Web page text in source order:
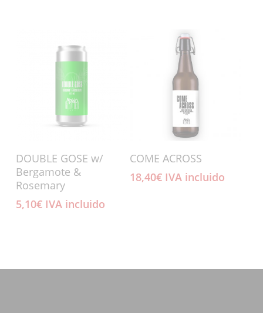
Añadir Al Carrito
DOUBLE GOSE w/
Bergamote &
Rosemary
5,10€ IVA incluido
Añadir Al Carrito
COME ACROSS
18,40€ IVA incluido